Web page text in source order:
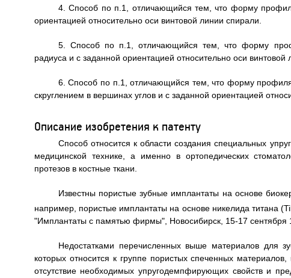
4. Способ по п.1, отличающийся тем, что форму
ориентацией относительно оси винтовой линии спирали.
5. Способ по п.1, отличающийся тем, что форму
радиуса и с заданной ориентацией относительно оси винтовой
6. Способ по п.1, отличающийся тем, что форму
скруглением в вершинах углов и с заданной ориентацией
Описание изобретения к патенту
Способ относится к области создания специальных
медицинской технике, а именно в ортопедических
протезов в костные ткани.
Известны пористые зубные имплантаты на основе
например, пористые имплантаты на основе никелида титана
"Имплантаты с памятью фирмы", Новосибирск, 15-17 сентября
Недостатками перечисленных выше материалов для
которых относится к группе пористых спеченных
отсутствие необходимых упругодемпфирующих свойств и